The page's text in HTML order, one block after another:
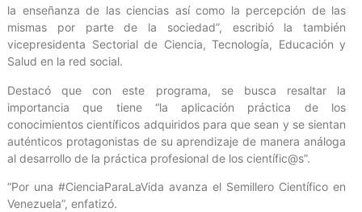
la enseñanza de las ciencias así como la percepción de las
mismas por parte de la sociedad”, escribió la también
vicepresidenta Sectorial de Ciencia, Tecnología, Educación y
Salud en la red social.
Destacó que con este programa, se busca resaltar la
importancia que tiene “la aplicación práctica de los
conocimientos científicos adquiridos para que sean y se sientan
auténticos protagonistas de su aprendizaje de manera análoga
al desarrollo de la práctica profesional de los científic@s”.
“Por una #CienciaParaLaVida avanza el Semillero Científico en
Venezuela”, enfatizó.